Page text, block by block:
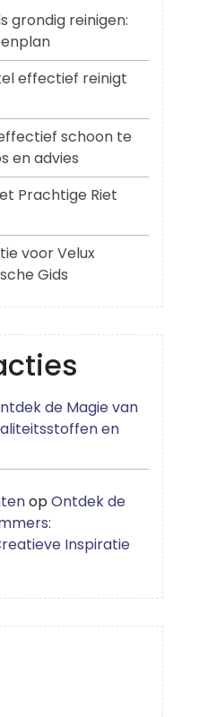
grondig reinigen:
effectief reinigt
schoon te
en advies
Prachtige Riet
voor Velux
Gids
de Magie van
en
opOntdek de
Inspiratie